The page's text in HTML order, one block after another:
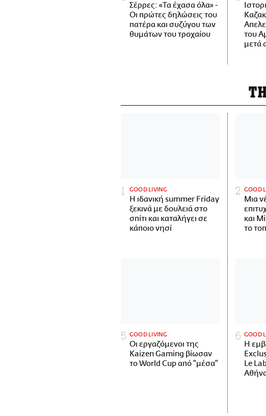
Σέρρες: «Τα έχασα όλα» -
Οι πρώτες δηλώσεις του
πατέρα και συζύγου των
θυμάτων του τροχαίου
του
μετά
GOOD LIVING
Η ιδανική summer Friday
ξεκινά με δουλειά στο
σπίτι και καταλήγει σε
κάποιο νησί
GOOD
Μια
και
το
GOOD LIVING
Οι εργαζόμενοι της
Kaizen Gaming βίωσαν
το World Cup από "μέσα"
GOOD
Η
Le